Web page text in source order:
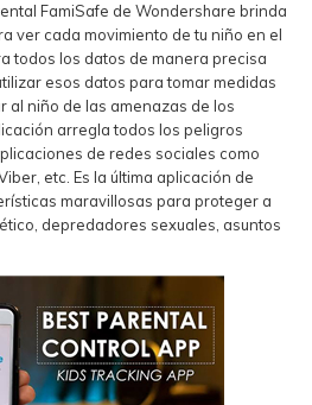
FamiSafe de Wondershare brinda
ver cada movimiento de tu niño en el
todos los datos de manera precisa
esos datos para tomar medidas
niño de las amenazas de los
arregla todos los peligros
de redes sociales como
etc. Es la última aplicación de
maravillosas para proteger a
depredadores sexuales, asuntos